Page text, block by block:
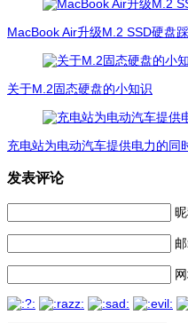
MacBook Air升级M.2 SSD硬盘
关于M.2固态硬盘的小知识
充电站为电动汽车提供电力的同
发表评论